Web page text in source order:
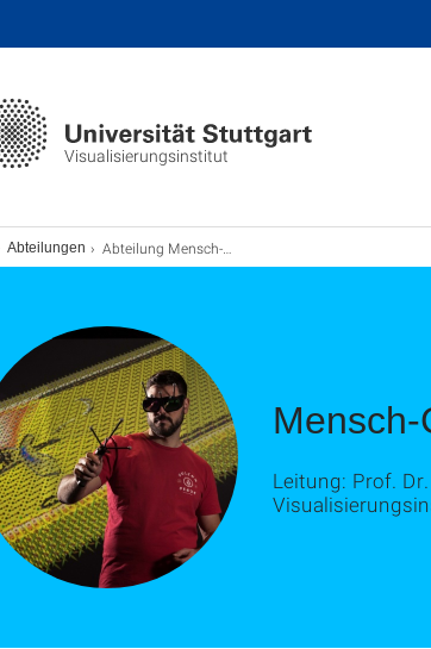
Visualisierungsinstitut
Abteilungen Abteilung Mensch-Computer-Interaktion
Leitung: Prof.